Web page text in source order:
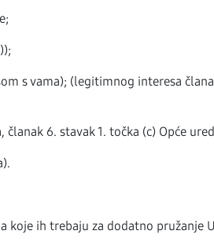
s vama); (legitimnog interesa
6. stavak 1. točka (c) Opće
ih trebaju za dodatno pružanje